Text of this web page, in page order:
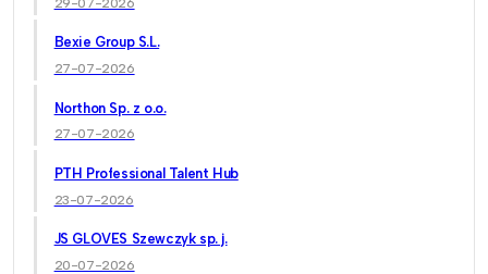
29-07-2026
Bexie Group S.L.
27-07-2026
Northon Sp. z o.o.
27-07-2026
PTH Professional Talent Hub
23-07-2026
JS GLOVES Szewczyk sp. j.
20-07-2026